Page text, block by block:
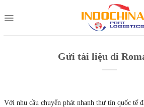
to
Gửi tài liệu đi
Với nhu cầu chuyển phát nhanh thư tín quốc tế